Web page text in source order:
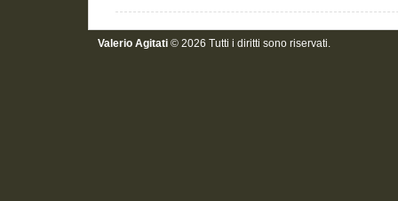
Valerio Agitati © 2026 Tutti i diritti sono riservati.